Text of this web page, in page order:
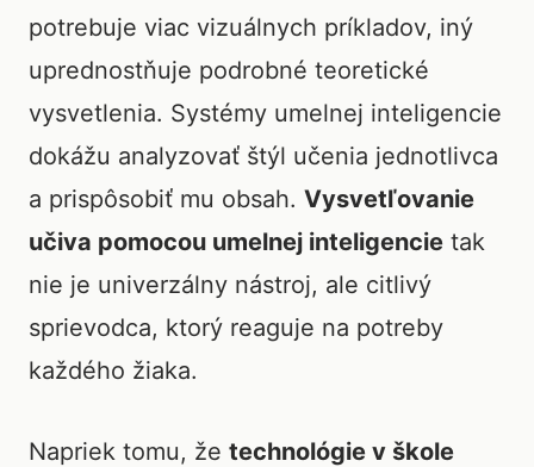
potrebuje viac vizuálnych príkladov, iný
uprednostňuje podrobné teoretické
vysvetlenia. Systémy umelnej inteligencie
dokážu analyzovať štýl učenia jednotlivca
a prispôsobiť mu obsah. Vysvetľovanie
učiva pomocou umelnej inteligencie tak
nie je univerzálny nástroj, ale citlivý
sprievodca, ktorý reaguje na potreby
každého žiaka.
Napriek tomu, že technológie v škole